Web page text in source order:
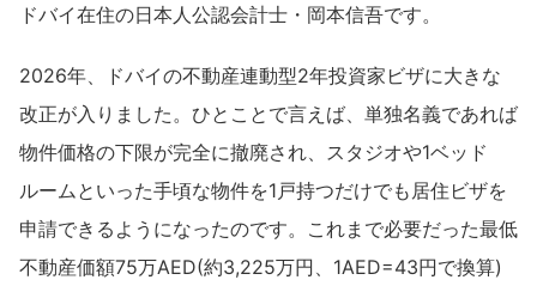
ドバイ在住の日本人公認会計士・岡本信吾です。
2026年、ドバイの不動産連動型2年投資家ビザに大きな
改正が入りました。ひとことで言えば、単独名義であれば
物件価格の下限が完全に撤廃され、スタジオや1ベッド
ルームといった手頃な物件を1戸持つだけでも居住ビザを
申請できるようになったのです。これまで必要だった最低
不動産価額75万AED(約3,225万円、1AED=43円で換算)